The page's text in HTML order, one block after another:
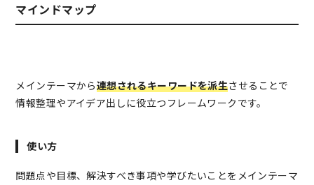
マインドマップ
メインテーマから連想されるキーワードを派生させることで
情報整理やアイデア出しに役立つフレームワークです。
使い方
問題点や目標、解決すべき事項や学びたいことをメインテーマ